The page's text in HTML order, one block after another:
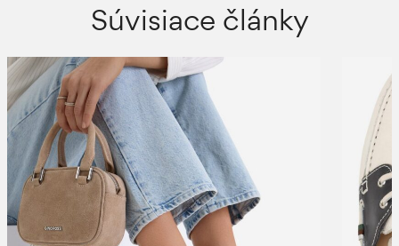
Súvisiace články